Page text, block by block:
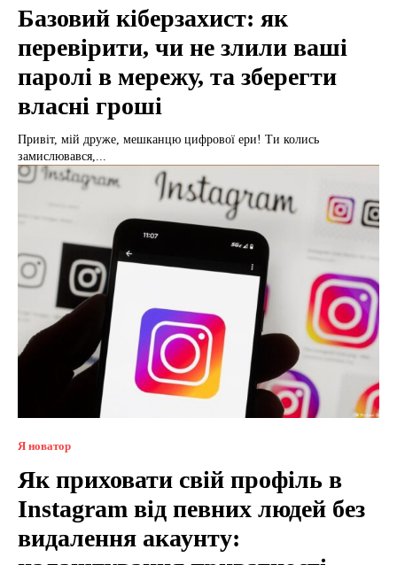
Базовий кіберзахист: як
перевірити, чи не злили ваші
паролі в мережу, та зберегти
власні гроші
Привіт, мій друже, мешканцю цифрової ери! Ти колись
замислювався,...
Я новатор
Як приховати свій профіль в
Instagram від певних людей без
видалення акаунту: